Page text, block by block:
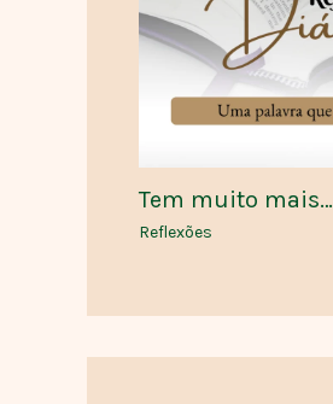
Tem muito mais…
Reflexões